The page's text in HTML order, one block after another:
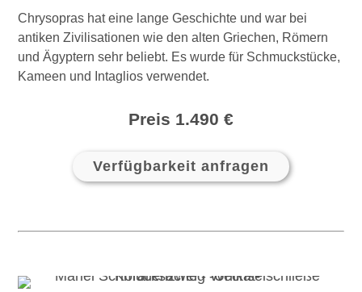
Chrysopras hat eine lange Geschichte und war bei
antiken Zivilisationen wie den alten Griechen, Römern
und Ägyptern sehr beliebt. Es wurde für Schmuckstücke,
Kameen und Intaglios verwendet.
Preis 1.490 €
Verfügbarkeit anfragen